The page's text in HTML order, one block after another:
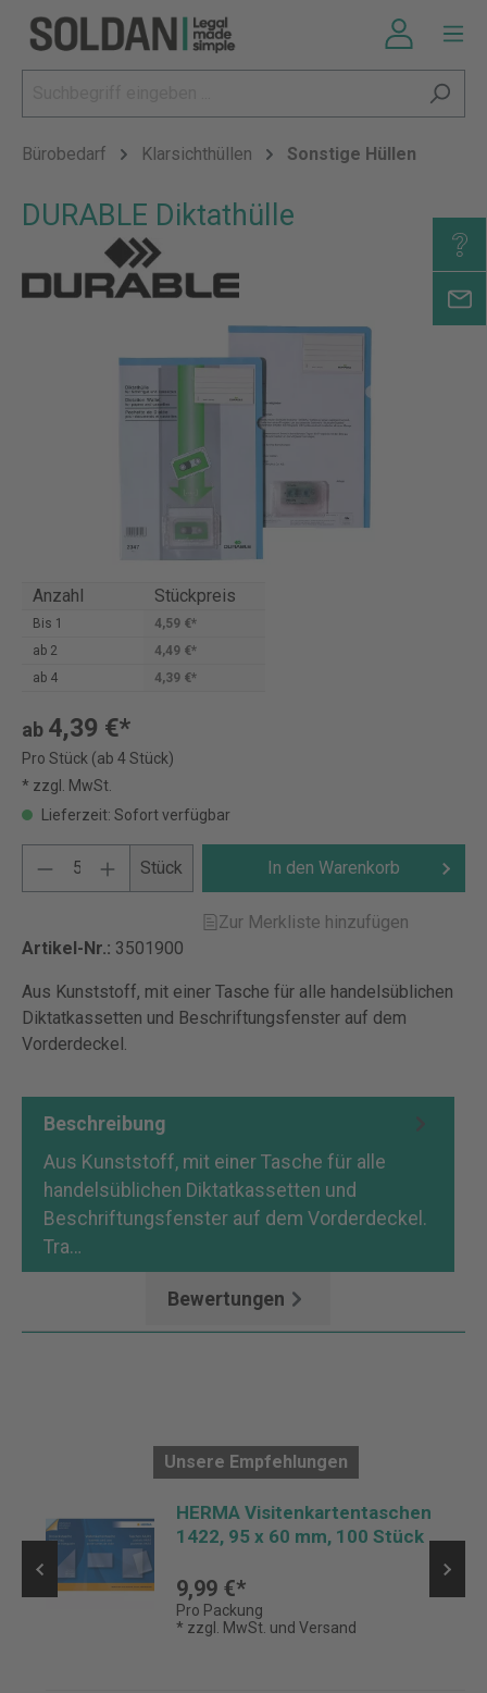
Bürobedarf Klarsichthüllen Sonstige Hüllen
DURABLE Diktathülle
Anzahl Stückpreis
Bis 1
4,59 €*
ab 2
4,49 €*
ab 4 4,39 €*
ab 4,39 €*
Pro Stück (ab 4 Stück)
* zzgl. MwSt.
Lieferzeit: Sofort verfügbar
Stück In den Warenkorb
Zur Merkliste hinzufügen
Artikel-Nr.: 3501900
Aus Kunststoff, mit einer Tasche für alle handelsüblichen
Diktatkassetten und Beschriftungsfenster auf dem
Vorderdeckel.
Beschreibung
Aus Kunststoff, mit einer Tasche für alle
handelsüblichen Diktatkassetten und
Beschriftungsfenster auf dem Vorderdeckel.
Tra…
Bewertungen
Unsere Empfehlungen
HERMA Visitenkartentaschen
1422, 95 x 60 mm, 100 Stück
9,99 €*
Pro Packung
* zzgl. MwSt. und Versand